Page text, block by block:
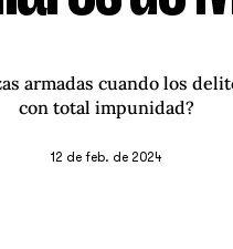
armadas cuando los
con total impunidad?
12 de feb. de 2024